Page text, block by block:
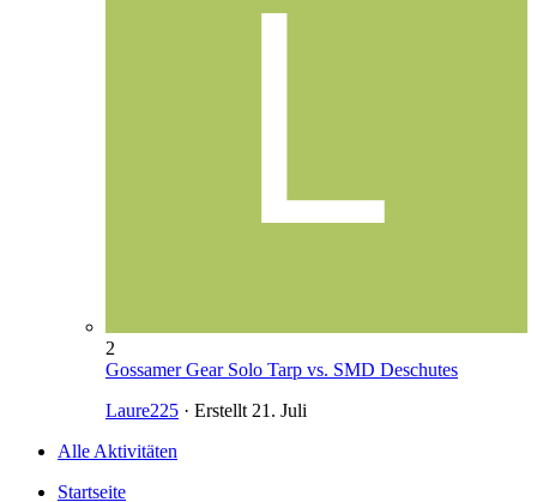
2
Gossamer Gear Solo Tarp vs. SMD Deschutes
Laure225 · Erstellt 21. Juli
Alle Aktivitäten
Startseite